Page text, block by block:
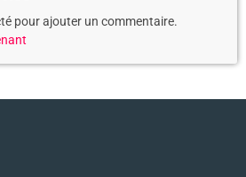
pour ajouter un commentaire.